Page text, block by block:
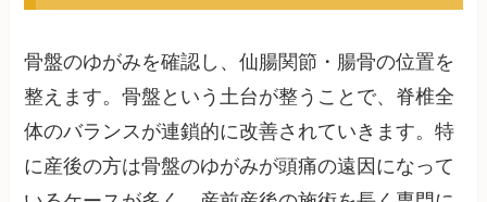
骨盤のゆがみを確認し、仙腸関節・腸骨の位置を
整えます。骨盤という土台が整うことで、脊椎全
体のバランスが連鎖的に改善されていきます。特
に産後の方は骨盤のゆがみが頭痛の遠因になって